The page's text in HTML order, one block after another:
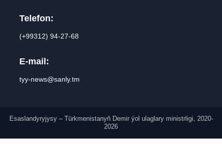
Telefon:
(+99312) 94-27-68
E-mail:
tyy-news@sanly.tm
Esaslandyryjysy – Türkmenistanyň Demir ýol ulaglary ministrligi, 2020-
2026